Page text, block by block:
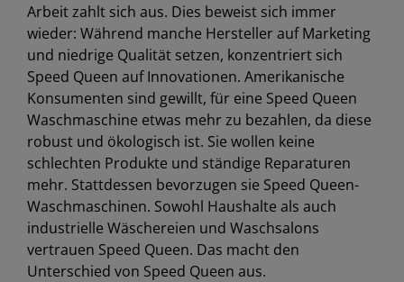
Arbeit zahlt sich aus. Dies beweist sich immer
wieder: Während manche Hersteller auf Marketing
und niedrige Qualität setzen, konzentriert sich
Speed Queen auf Innovationen. Amerikanische
Konsumenten sind gewillt, für eine Speed Queen
Waschmaschine etwas mehr zu bezahlen, da diese
robust und ökologisch ist. Sie wollen keine
schlechten Produkte und ständige Reparaturen
mehr. Stattdessen bevorzugen sie Speed Queen-
Waschmaschinen. Sowohl Haushalte als auch
industrielle Wäschereien und Waschsalons
vertrauen Speed Queen. Das macht den
Unterschied von Speed Queen aus.